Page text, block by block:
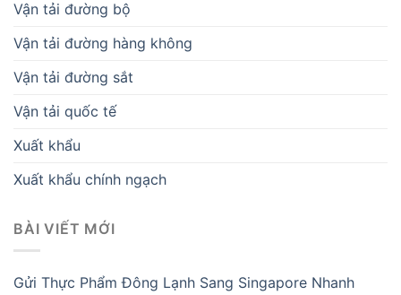
Vận tải đường bộ
Vận tải đường hàng không
Vận tải đường sắt
Vận tải quốc tế
Xuất khẩu
Xuất khẩu chính ngạch
BÀI VIẾT MỚI
Gửi Thực Phẩm Đông Lạnh Sang Singapore Nhanh